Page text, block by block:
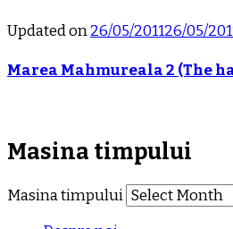
Updated on26/05/201126/05/
Marea Mahmureala 2 (The
Masina timpului
Masina timpului